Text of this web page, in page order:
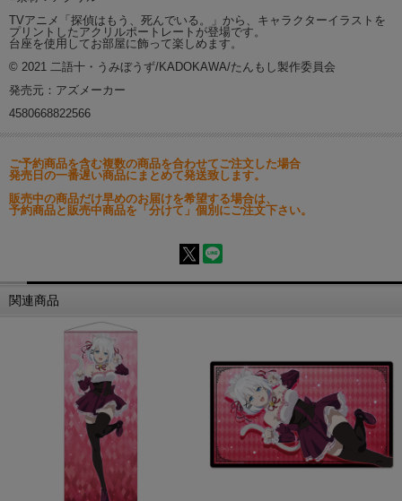
TVアニメ「探偵はもう、死んでいる。」から、キャラクターイラストを
プリントしたアクリルポートレートが登場です。
台座を使用してお部屋に飾って楽しめます。
© 2021 二語十・うみぼうず/KADOKAWA/たんもし製作委員会
発売元：アズメーカー
4580668822566
ご予約商品を含む複数の商品を合わせてご注文した場合
発売日の一番遅い商品にまとめて発送致します。
販売中の商品だけ早めのお届けを希望する場合は、
予約商品と販売中商品を「分けて」個別にご注文下さい。
関連商品